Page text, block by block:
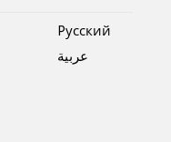
Pусский
عربية